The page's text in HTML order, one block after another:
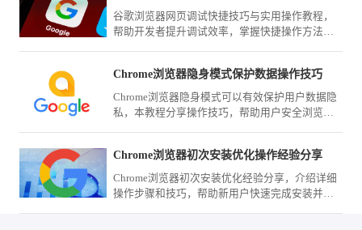
谷歌浏览器网页调试快捷技巧与实用操作教程，
帮助开发者提升调试效率，掌握快捷操作方法，
Chrome浏览器隐身模式保护数据操作技巧
Chrome浏览器隐身模式可以有效保护用户数据隐
私，本教程分享操作技巧，帮助用户安全浏览网
Chrome浏览器初次安装优化操作经验分享
Chrome浏览器初次安装优化经验分享，介绍详细
操作步骤和技巧，帮助新用户快速完成安装并优